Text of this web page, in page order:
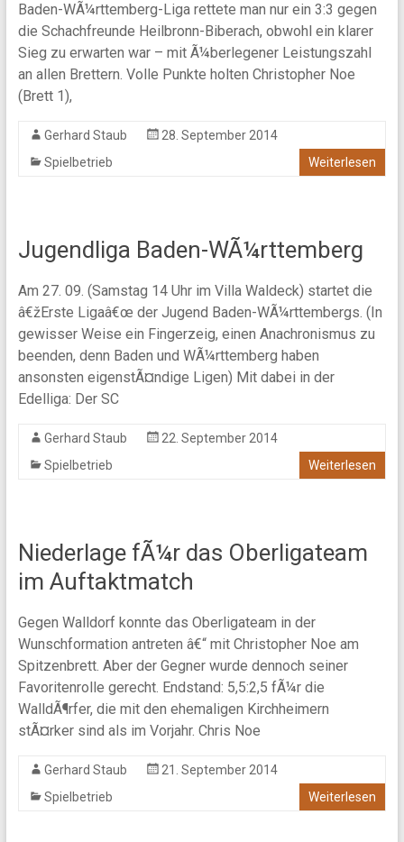
Baden-WÃ¼rttemberg-Liga rettete man nur ein 3:3 gegen
die Schachfreunde Heilbronn-Biberach, obwohl ein klarer
Sieg zu erwarten war – mit Ã¼berlegener Leistungszahl
an allen Brettern. Volle Punkte holten Christopher Noe
(Brett 1),
Gerhard Staub
28. September 2014
Spielbetrieb
Weiterlesen
Jugendliga Baden-WÃ¼rttemberg
Am 27. 09. (Samstag 14 Uhr im Villa Waldeck) startet die
â€žErste Ligaâ€œ der Jugend Baden-WÃ¼rttembergs. (In
gewisser Weise ein Fingerzeig, einen Anachronismus zu
beenden, denn Baden und WÃ¼rttemberg haben
ansonsten eigenstÃ¤ndige Ligen) Mit dabei in der
Edelliga: Der SC
Gerhard Staub
22. September 2014
Spielbetrieb
Weiterlesen
Niederlage fÃ¼r das Oberligateam
im Auftaktmatch
Gegen Walldorf konnte das Oberligateam in der
Wunschformation antreten â€“ mit Christopher Noe am
Spitzenbrett. Aber der Gegner wurde dennoch seiner
Favoritenrolle gerecht. Endstand: 5,5:2,5 fÃ¼r die
WalldÃ¶rfer, die mit den ehemaligen Kirchheimern
stÃ¤rker sind als im Vorjahr. Chris Noe
Gerhard Staub
21. September 2014
Spielbetrieb
Weiterlesen